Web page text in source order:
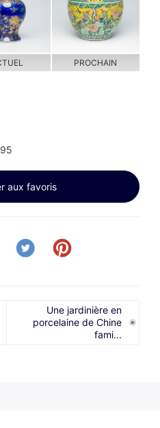
PROCHAIN
aux favoris
Une jardinière en
porcelaine de Chine
fami...